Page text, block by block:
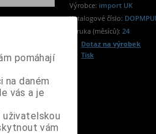
Výrobce: import UK
Katalogové číslo:
Záruka (měsíců): 24
Dotaz na výrobek
Tisk
pomáhají
na daném
vás a je
vám